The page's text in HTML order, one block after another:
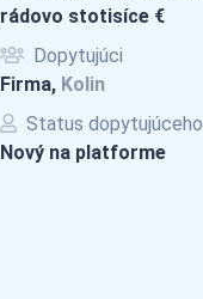
rádovo stotisíce €
Dopytujúci
Firma, Kolin
Status dopytujúceho
Nový na platforme